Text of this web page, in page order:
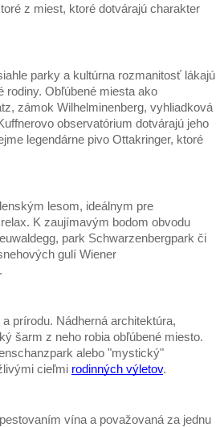
z miest, ktoré dotvárajú charakter
parky a kultúrna rozmanitosť lákajú
rodiny. Obľúbené miesta ako
zámok Wilhelminenberg, vyhliadková
observatórium dotvárajú jeho
legendárne pivo Ottakringer, ktoré
lesom, ideálnym pre
K zaujímavým bodom obvodu
park Schwarzenbergpark či
gulí Wiener
prírodu. Nádherná architektúra,
šarm z neho robia obľúbené miesto.
alebo "mystický"
cieľmi rodinných výletov.
vína a považovaná za jednu